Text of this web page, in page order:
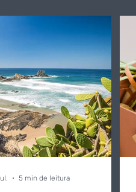
5 min de leitura